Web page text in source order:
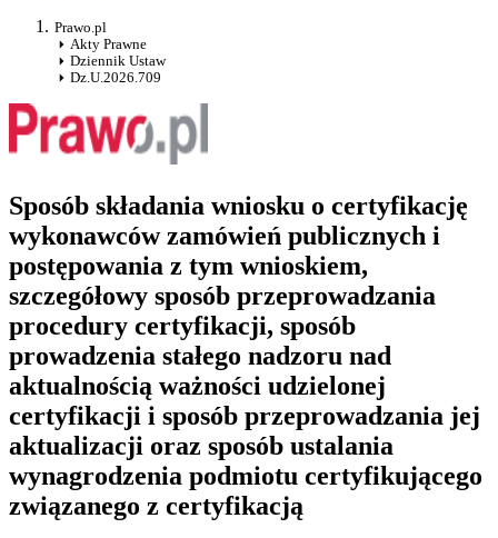
Prawo.pl
Akty Prawne
Dziennik Ustaw
Dz.U.2026.709
Sposób składania wniosku o certyfikację
wykonawców zamówień publicznych i
postępowania z tym wnioskiem,
szczegółowy sposób przeprowadzania
procedury certyfikacji, sposób
prowadzenia stałego nadzoru nad
aktualnością ważności udzielonej
certyfikacji i sposób przeprowadzania jej
aktualizacji oraz sposób ustalania
wynagrodzenia podmiotu certyfikującego
związanego z certyfikacją